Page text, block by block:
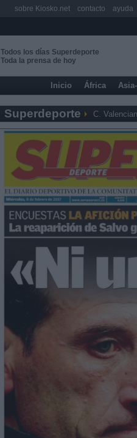
Todos los días Superdeporte
Toda la prensa de hoy
Inicio África
Superdeporte C.
sobre Kiosko.net contacto ayuda